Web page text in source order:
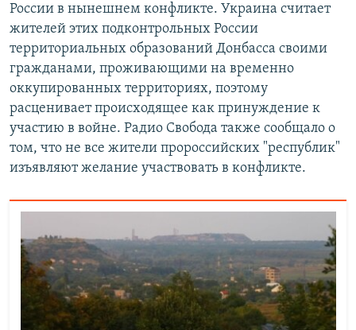
России в нынешнем конфликте. Украина считает
жителей этих подконтрольных России
территориальных образований Донбасса своими
гражданами, проживающими на временно
оккупированных территориях, поэтому
расценивает происходящее как принуждение к
участию в войне. Радио Свобода также сообщало о
том, что не все жители пророссийских "республик"
изъявляют желание участвовать в конфликте.